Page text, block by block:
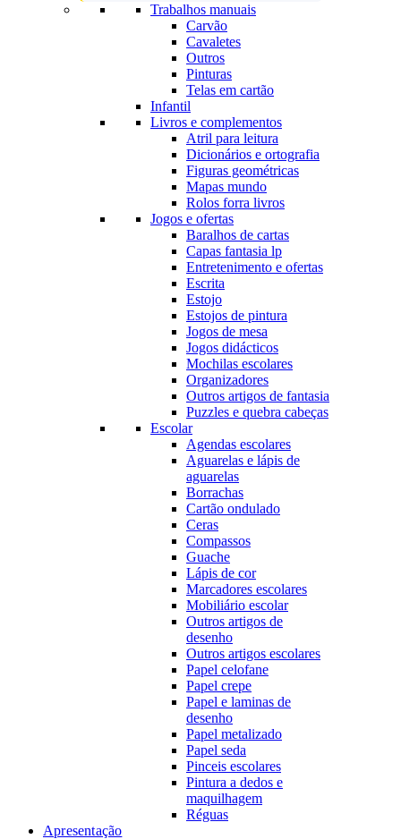
Trabalhos manuais
Carvão
Cavaletes
Outros
Pinturas
Telas em cartão
Infantil
Livros e complementos
Atril para leitura
Dicionários e ortografia
Figuras geométricas
Mapas mundo
Rolos forra livros
Jogos e ofertas
Baralhos de cartas
Capas fantasia lp
Entretenimento e ofertas
Escrita
Estojo
Estojos de pintura
Jogos de mesa
Jogos didácticos
Mochilas escolares
Organizadores
Outros artigos de fantasia
Puzzles e quebra cabeças
Escolar
Agendas escolares
Aguarelas e lápis de
aguarelas
Borrachas
Cartão ondulado
Ceras
Compassos
Guache
Lápis de cor
Marcadores escolares
Mobiliário escolar
Outros artigos de
desenho
Outros artigos escolares
Papel celofane
Papel crepe
Papel e laminas de
desenho
Papel metalizado
Papel seda
Pinceis escolares
Pintura a dedos e
maquilhagem
Réguas
Apresentação